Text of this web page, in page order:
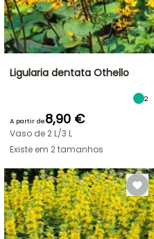
Ligularia dentata Othello
2
A partir de8,90 €
Vaso de 2 L/3 L
Existe em 2 tamanhos